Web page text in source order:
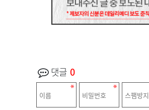
댓글 0